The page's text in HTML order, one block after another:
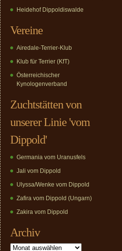
Heidehof Dippoldiswalde
Vereine
Airedale-Terrier-Klub
Klub für Terrier (KfT)
Österreichischer
Kynologenverband
Zuchtstätten von
unserer Linie 'vom
Dippold'
Germania vom Uranusfels
Jali vom Dippold
Ulyssa/Wenke vom Dippold
Zafira vom Dippold (Ungarn)
Zakira vom Dippold
Archiv
Archiv